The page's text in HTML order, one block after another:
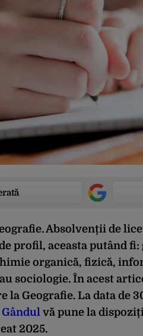
Absolvenții de
profil, aceasta putând
organică, fizică,
sociologie. În acest
la Geografie. La data de
Gândul vă pune la
2025.